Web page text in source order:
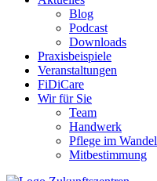
Blog
Podcast
Downloads
Praxisbeispiele
Veranstaltungen
FiDiCare
Wir für Sie
Team
Handwerk
Pflege im Wandel
Mitbestimmung